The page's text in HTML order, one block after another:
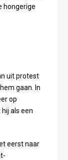
hongerige
uit protest
gaan. In
op
als een
eerst naar